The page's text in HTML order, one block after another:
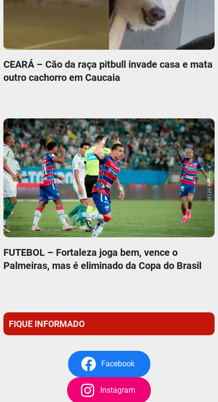
CEARÁ – Cão da raça pitbull invade casa e mata
outro cachorro em Caucaia
FUTEBOL – Fortaleza joga bem, vence o
Palmeiras, mas é eliminado da Copa do Brasil
FIQUE INFORMADO
Facebook
Instagram